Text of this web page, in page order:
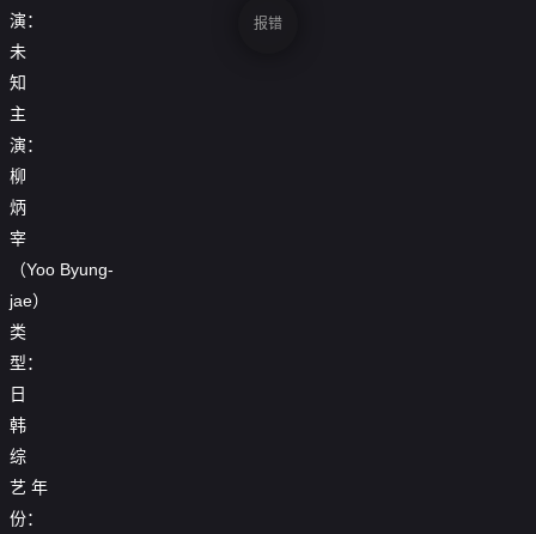
演：
未
知
主
演：
柳
炳
宰
（Yoo Byung-
jae）
类
型：
日
韩
综
艺 年
份：
报错